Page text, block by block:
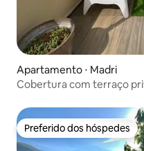
Apartamento ⋅ Madri
Cobertura com terraço
Preferido dos hóspedes
Preferido dos hóspedes